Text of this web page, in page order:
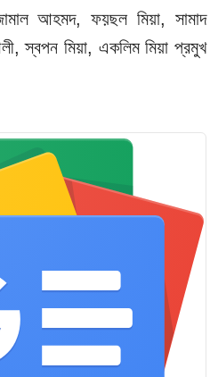
আহমদ, ফয়ছল মিয়া, সামাদ
স্বপন মিয়া, একলিম মিয়া প্রমুখ